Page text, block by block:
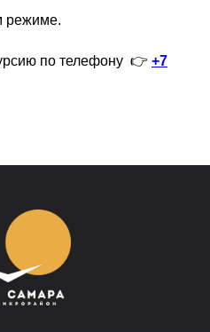
режиме.
по телефону 👉 +7